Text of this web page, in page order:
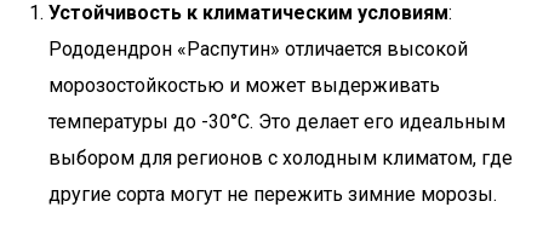
Устойчивость к климатическим условиям:
Рододендрон «Распутин» отличается высокой
морозостойкостью и может выдерживать
температуры до -30°C. Это делает его идеальным
выбором для регионов с холодным климатом, где
другие сорта могут не пережить зимние морозы.